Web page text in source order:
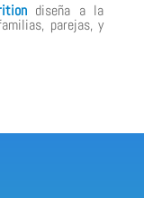
diseña a la
parejas, y